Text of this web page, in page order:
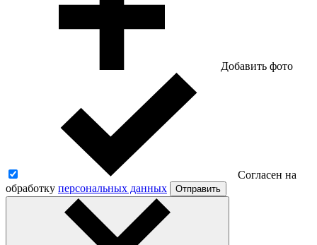
Добавить фото
Согласен на
обработку персональных данных Отправить